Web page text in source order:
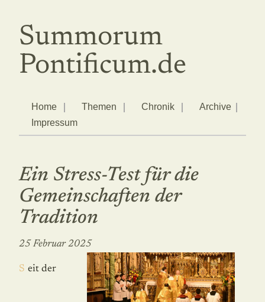
Summorum
Pontificum.de
Home Themen Chronik
Archive
Impressum
Ein Stress-Test für die
Gemeinschaften der
Tradition
25 Februar 2025
Seit der